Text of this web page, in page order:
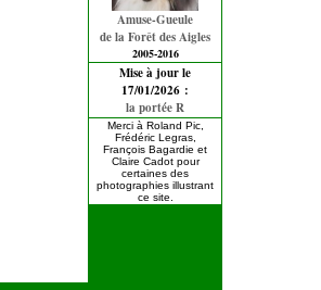
Amuse-Gueule
de la Forêt des Aigles
2005-2016
Mise à jour le
17/01/2026 :
la portée R
Merci à Roland Pic,
Frédéric Legras,
François Bagardie et
Claire Cadot pour
certaines des
photographies illustrant
ce site.